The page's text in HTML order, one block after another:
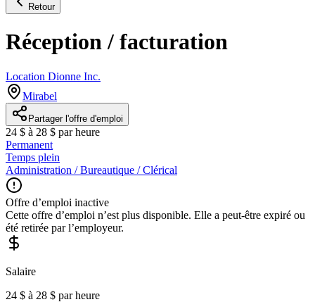
Retour
Réception / facturation
Location Dionne Inc.
Mirabel
Partager l'offre d'emploi
24 $ à 28 $ par heure
Permanent
Temps plein
Administration / Bureautique / Clérical
Offre d’emploi inactive
Cette offre d’emploi n’est plus disponible. Elle a peut-être expiré ou
été retirée par l’employeur.
Salaire
24 $ à 28 $ par heure